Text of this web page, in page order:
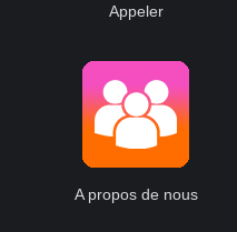
Appeler
A propos de nous